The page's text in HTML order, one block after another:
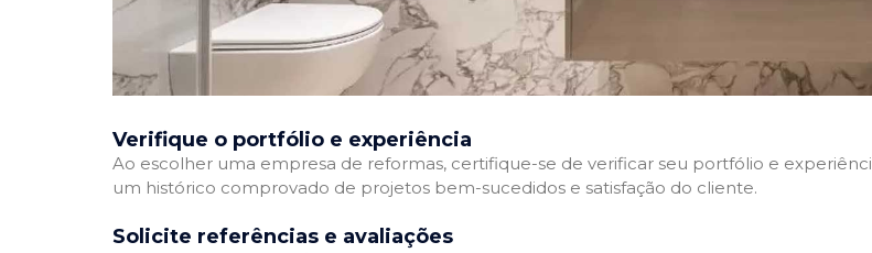
Verifique o portfólio e experiência
Ao escolher uma empresa de reformas, certifique-se de verificar seu portfólio e
um histórico comprovado de projetos bem-sucedidos e satisfação do cliente.
Solicite referências e avaliações